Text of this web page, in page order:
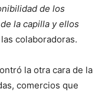
de los
la capilla y ellos
colaboradoras.
la otra cara de la
comercios que